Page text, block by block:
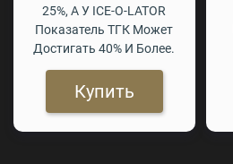
25%, А У ICE-O-LATOR
Показатель ТГК Может
Достигать 40% И Более.
Купить